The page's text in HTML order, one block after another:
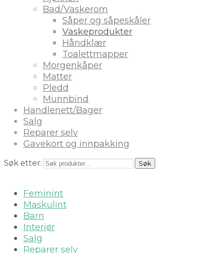
Bad/Vaskerom
Såper og såpeskåler
Vaskeprodukter
Håndklær
Toalettmapper
Morgenkåper
Matter
Pledd
Munnbind
Handlenett/Bager
Salg
Reparer selv
Gavekort og innpakking
Søk etter: Søk
Feminint
Maskulint
Barn
Interiør
Salg
Reparer selv